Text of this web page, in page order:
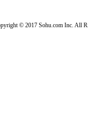
© 2017 Sohu.com Inc. All